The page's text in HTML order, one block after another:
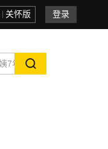
关怀版 登录